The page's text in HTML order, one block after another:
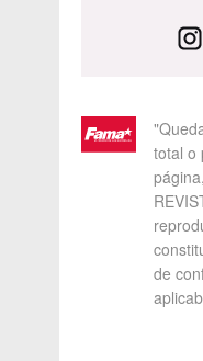
total o
de